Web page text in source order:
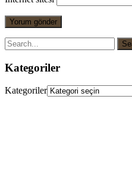
Kategoriler
Kategoriler